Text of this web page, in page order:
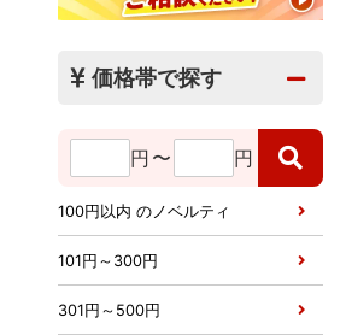
価格帯で探す
円 〜 円
100円以内 のノベルティ
101円～300円
301円～500円